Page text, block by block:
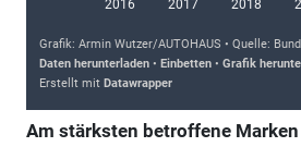
Am stärksten betroffene Marken